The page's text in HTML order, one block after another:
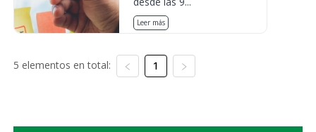
Leer más
5 elementos en total: 1